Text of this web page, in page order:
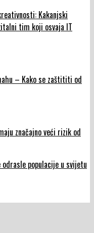
Kakanjski
tim koji osvaja IT
– Kako se zaštititi od
značajno veći rizik od
populacije u svijetu